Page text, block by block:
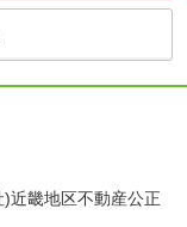
近畿地区不動産公正